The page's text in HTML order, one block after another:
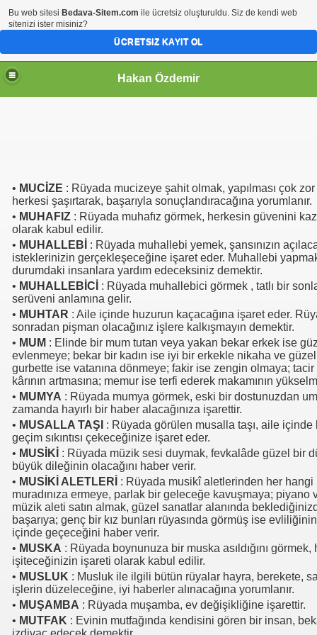
Hakan Özdemir
• MUCİZE : Rüyada mucizeye şahit olmak, yapılması çok
herkesi şaşırtarak, başarıyla sonuçlandıracağına yorumlanır.
• MUHAFIZ : Rüyada muhafız görmek, herkesin güvenini
olarak kabul edilir.
• MUHALLEBİ : Rüyada muhallebi yemek, şansınızın
isteklerinizin gerçekleşeceğine işaret eder. Muhallebi
durumdaki insanlara yardım edeceksiniz demektir.
• MUHALLEBİCİ : Rüyada muhallebici görmek , tatlı bir
serüveni anlamına gelir.
• MUHTAR : Aile içinde huzurun kaçacağına işaret eder.
sonradan pişman olacağınız işlere kalkışmayın demektir.
• MUM : Elinde bir mum tutan veya yakan bekar erkek ise
evlenmeye; bekar bir kadın ise iyi bir erkekle nikaha ve
gurbette ise vatanına dönmeye; fakir ise zengin olmaya;
kârının artmasına; memur ise terfi ederek makamının
• MUMYA : Rüyada mumya görmek, eski bir dostunuzdan
zamanda hayırlı bir haber alacağınıza işarettir.
• MUSALLA TAŞI : Rüyada görülen musalla taşı, aile içinde
geçim sıkıntısı çekeceğinize işaret eder.
• MUSİKİ : Rüyada müzik sesi duymak, fevkalâde güzel bir
büyük dileğinin olacağını haber verir.
• MUSİKİ ALETLERİ : Rüyada musikî aletlerinden her
muradınıza ermeye, parlak bir geleceğe kavuşmaya; piyano
müzik aleti satın almak, güzel sanatlar alanında
başarıya; genç bir kız bunları rüyasında görmüş ise
içinde geçeceğini haber verir.
• MUSKA : Rüyada boynunuza bir muska asıldığını görmek,
işiteceğinizin işareti olarak kabul edilir.
• MUSLUK : Musluk ile ilgili bütün rüyalar hayra, berekete,
işlerin düzeleceğine, iyi haberler alınacağına yorumlanır.
• MUŞAMBA : Rüyada muşamba, ev değişikliğine işarettir.
• MUTFAK : Evinin mutfağında kendisini gören bir insan,
Bu web sitesi Bedava-Sitem.com ile ücretsiz oluşturuldu. Siz de kendi web
sitenizi ister misiniz?
ÜCRETSIZ KAYIT OL